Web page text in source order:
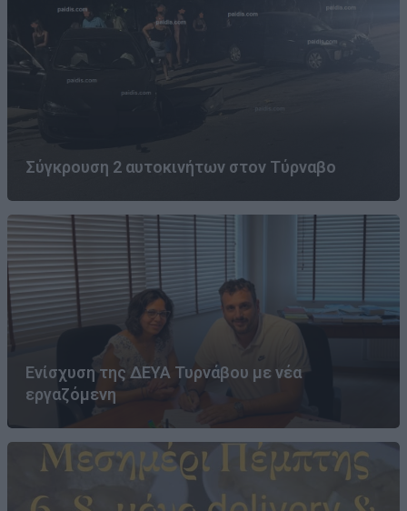
Σύγκρουση 2 αυτοκινήτων στον Τύρναβο
Ενίσχυση της ΔΕΥΑ Τυρνάβου με νέα
εργαζόμενη